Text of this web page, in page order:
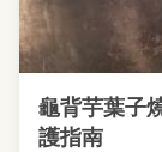
龜背芋葉子
護指南